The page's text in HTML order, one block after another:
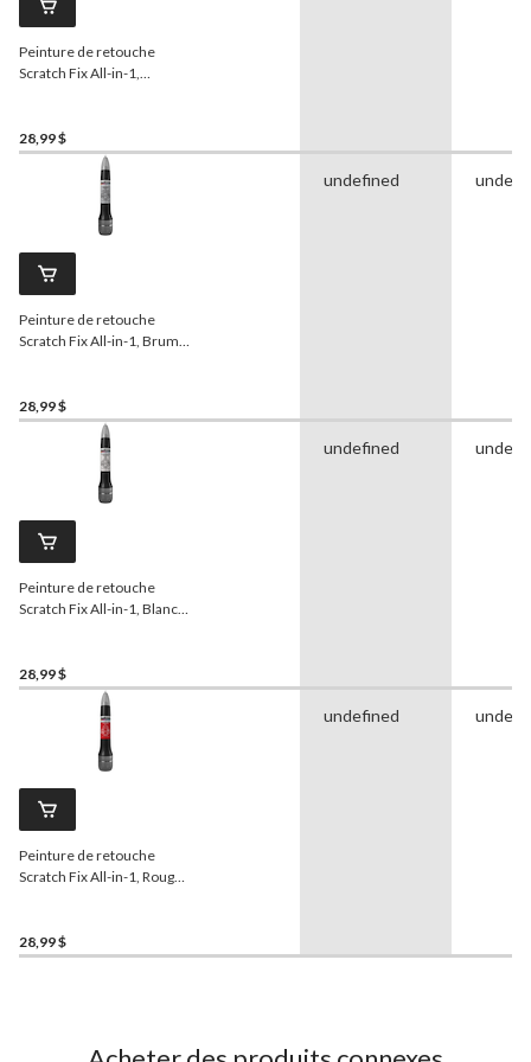
Peinture de retouche
Scratch Fix All-in-1,
28,99 $
Peinture de retouche
Scratch Fix All-in-1, Brume
28,99 $
undefined
Peinture de retouche
Scratch Fix All-in-1, Blanc
28,99 $
undefined
Peinture de retouche
Scratch Fix All-in-1, Rouge
28,99 $
undefined